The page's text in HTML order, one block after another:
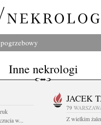
Inne nekrologi
w...
JACEK
79
Z wielkim